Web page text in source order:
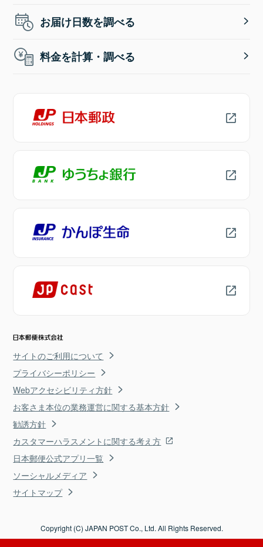
お届け日数を調べる
料金を計算・調べる
サイトのご利用について
プライバシーポリシー
Webアクセシビリティ方針
お客さま本位の業務運営に関する基本方針
勧誘方針
カスタマーハラスメントに関する考え方
日本郵便公式アプリ一覧
ソーシャルメディア
サイトマップ
Copyright (C) JAPAN POST Co., Ltd. All Rights Reserved.